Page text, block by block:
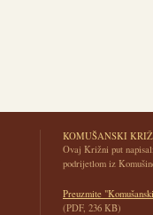
KOMUŠANSKI
Ovaj Križni put
podrijetlom iz
Preuzmite
(PDF, 236 KB)